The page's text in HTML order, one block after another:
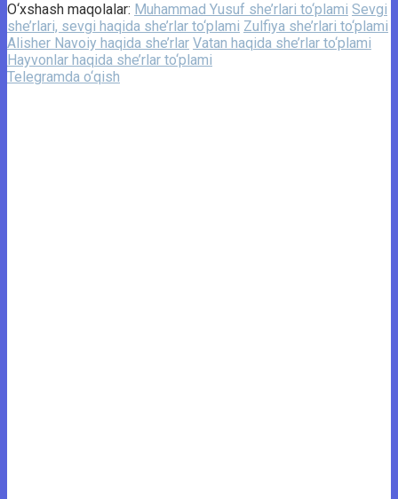
O‘xshash maqolalar: Muhammad Yusuf she’rlari to‘plami Sevgi
she’rlari, sevgi haqida she’rlar to‘plami Zulfiya she’rlari to‘plami
Alisher Navoiy haqida she’rlar Vatan haqida she’rlar to‘plami
Hayvonlar haqida she’rlar to‘plami
Telegramda o‘qish